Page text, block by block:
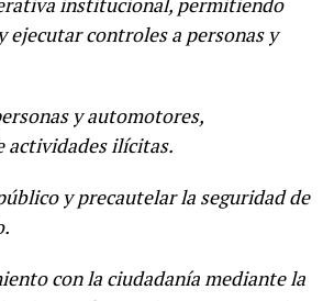
controles a personas y
y automotores,
actividades ilícitas.
y precautelar la seguridad de
con la ciudadanía mediante la